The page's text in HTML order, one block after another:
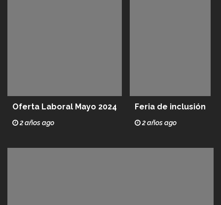
Oferta Laboral Mayo 2024
2 años ago
Feria de inclusión
2 años ago